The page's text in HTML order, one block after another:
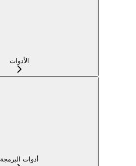
الأدوات
أدوات البرمجة